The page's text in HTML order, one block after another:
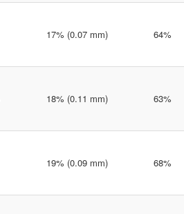
17% (0.07 mm) 64%
18% (0.11 mm) 63%
19% (0.09 mm) 68%